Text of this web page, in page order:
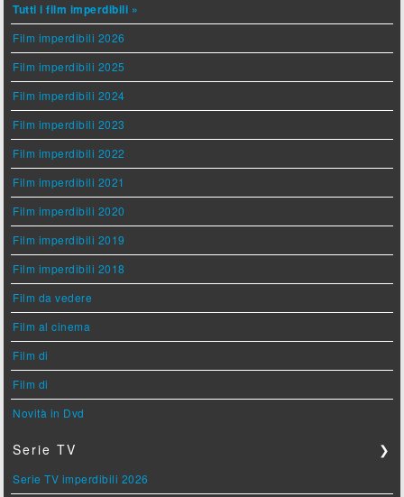
Tutti i film imperdibili »
Film imperdibili 2026
Film imperdibili 2025
Film imperdibili 2024
Film imperdibili 2023
Film imperdibili 2022
Film imperdibili 2021
Film imperdibili 2020
Film imperdibili 2019
Film imperdibili 2018
Film da vedere
Film al cinema
Film di
Film di
Novità in Dvd
Serie TV ❯
Serie TV imperdibili 2026